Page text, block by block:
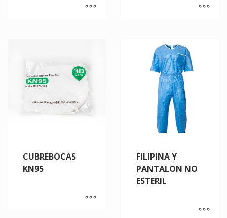
CUBREBOCAS
KN95
FILIPINA Y
PANTALON NO
ESTERIL